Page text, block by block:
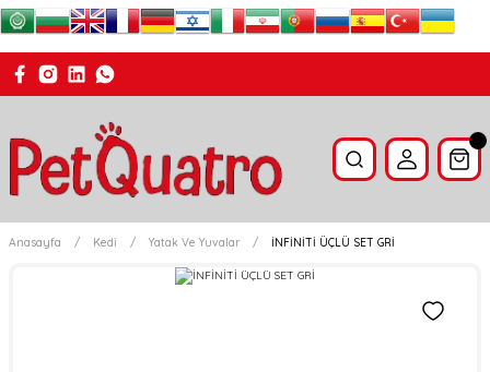
Anasayfa Kedi Yatak Ve Yuvalar İNFİNİTİ ÜÇLÜ SET GRİ